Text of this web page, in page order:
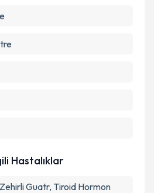
Talebini Gönder
Hastalıklar
Guatr, Tiroid Hormon